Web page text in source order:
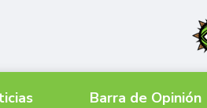
Barra de Opinión